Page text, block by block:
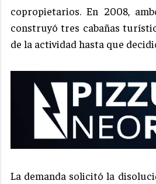
copropietarios. En 2008,
construyó tres cabañas
de la actividad hasta que
La demanda solicitó la